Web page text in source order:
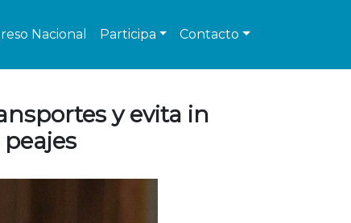
Nacional Participa Contacto
y evita in